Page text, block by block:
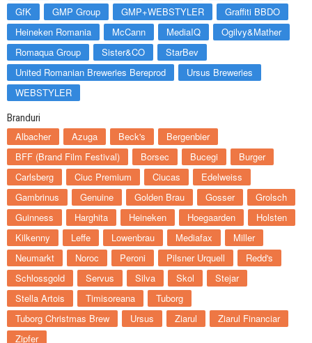
GfK
GMP Group GMP+WEBSTYLER
Graffiti BBDO
Heineken Romania
McCann MediaIQ
Ogilvy&Mather
Romaqua Group
Sister&CO
StarBev
United Romanian Breweries Bereprod
Ursus Breweries
WEBSTYLER
Branduri
Albacher Azuga Beck's
Bergenbier
BFF (Brand Film Festival)
Borsec Bucegi
Burger
Carlsberg
Ciuc Premium Ciucas
Edelweiss
Gambrinus
Genuine Golden Brau Gosser
Grolsch
Guinness
Harghita Heineken Hoegaarden
Holsten
Kilkenny
Leffe Lowenbrau Mediafax
Miller
Neumarkt
Noroc Peroni Pilsner Urquell
Redd's
Schlossgold
Servus Silva Skol
Stejar
Stella Artois
Timisoreana
Tuborg
Tuborg Christmas Brew
Ursus Ziarul
Ziarul Financiar
Zipfer